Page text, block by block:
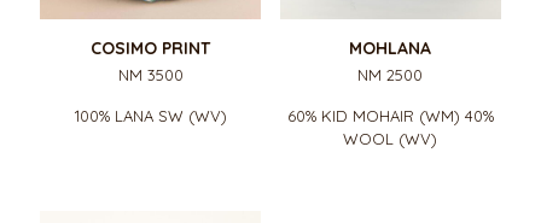
COSIMO PRINT
NM 3500
100% LANA SW (WV)
MOHLANA
NM 2500
60% KID MOHAIR (WM) 40%
WOOL (WV)